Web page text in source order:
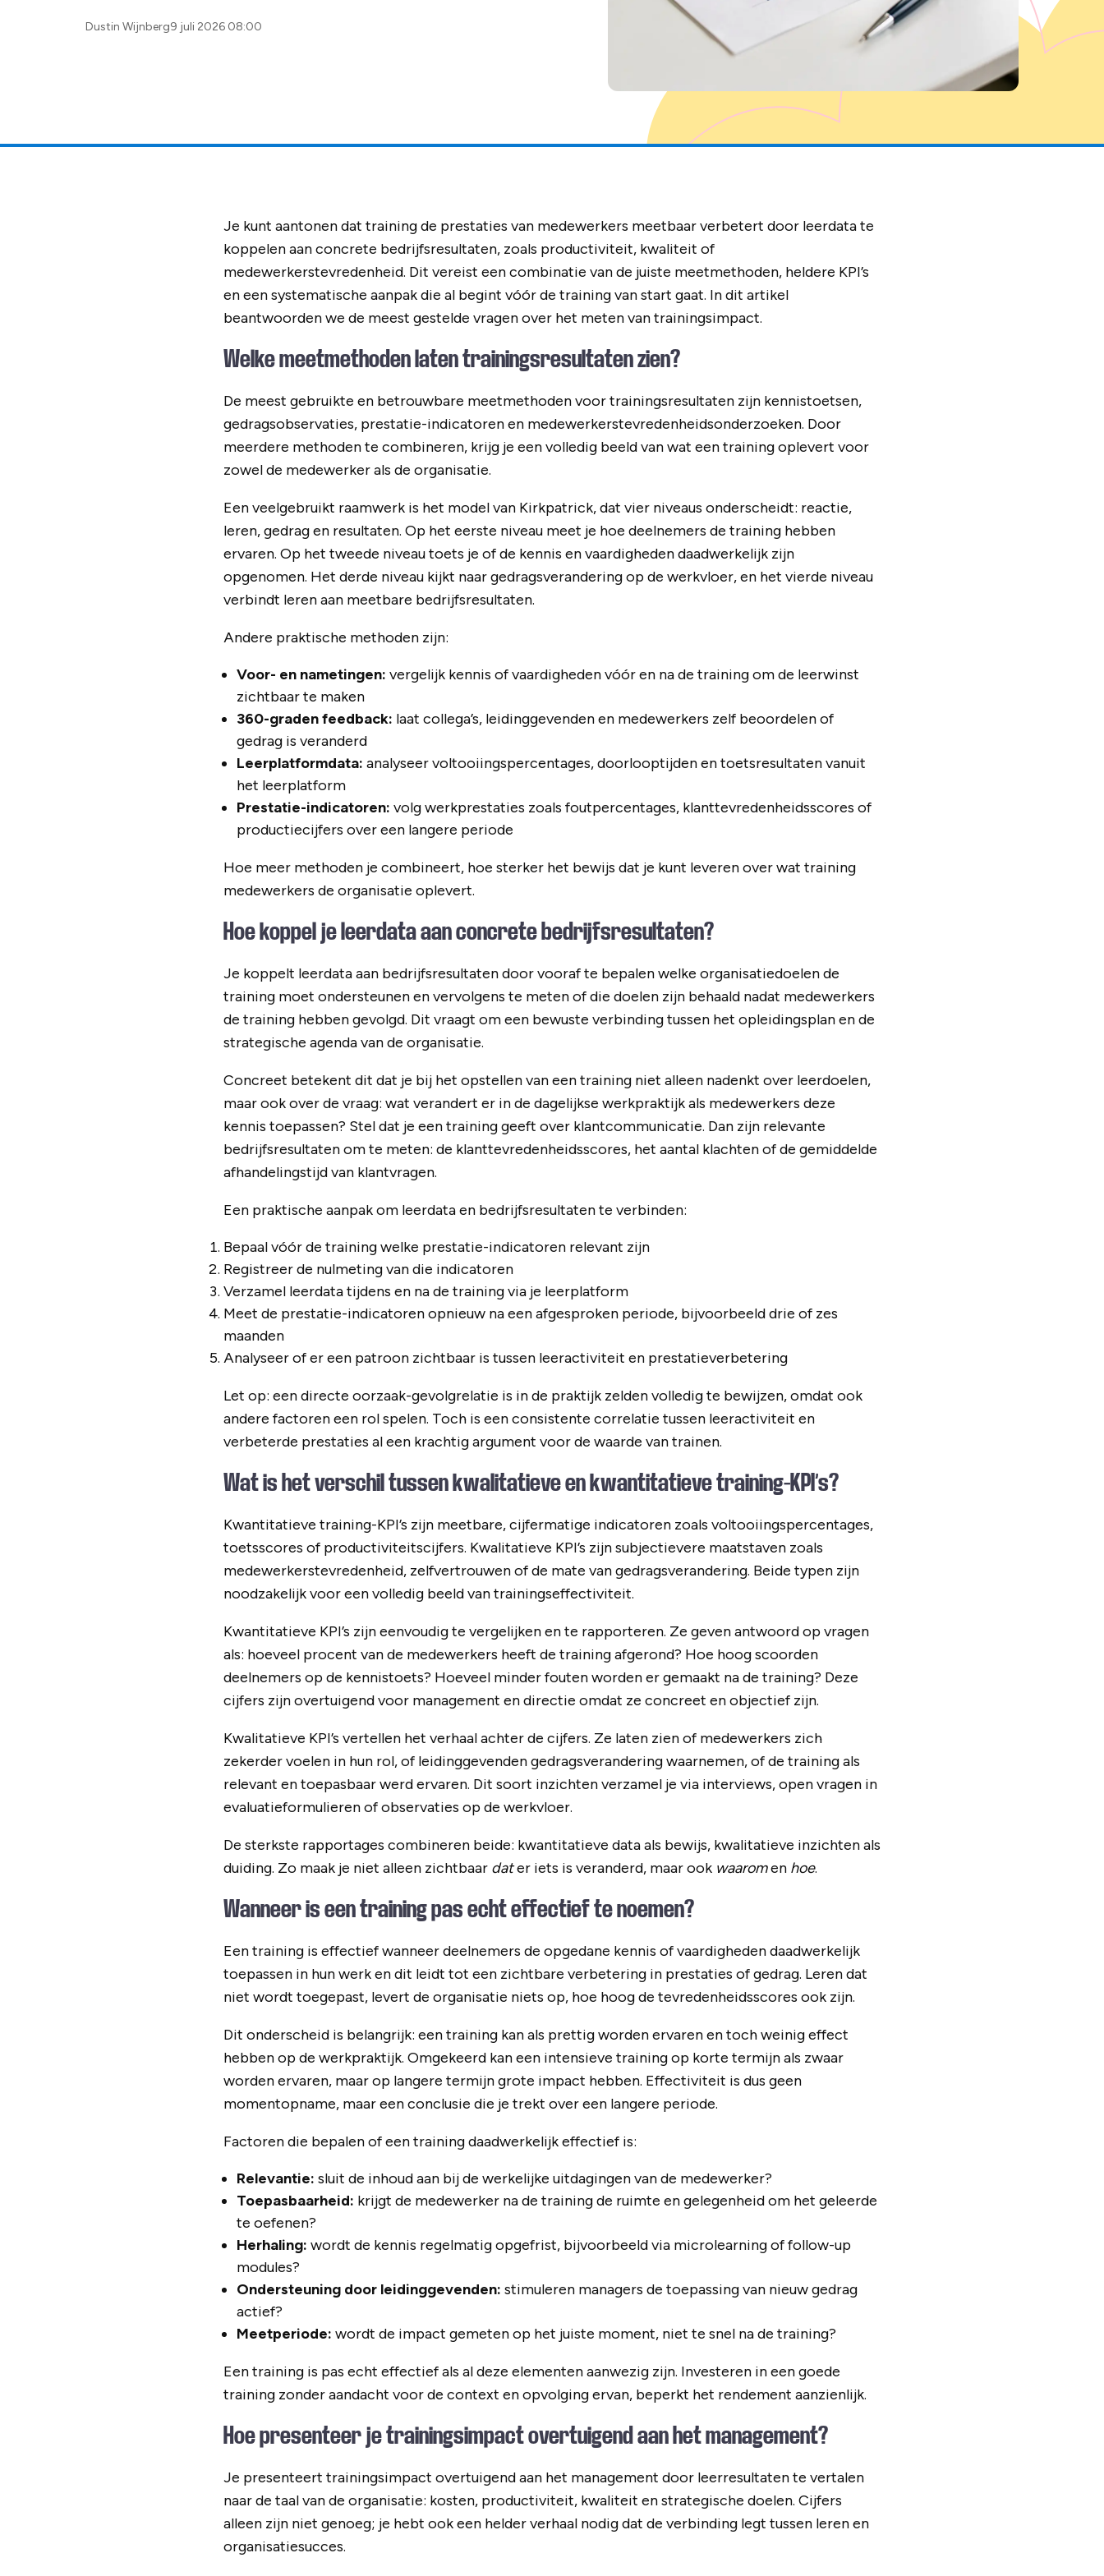
Posted
Dustin Wijnberg9 juli 2026 08:00
Je kunt aantonen dat training de prestaties van medewerkers meetbaar verbetert door leerdata te
koppelen aan concrete bedrijfsresultaten, zoals productiviteit, kwaliteit of
medewerkerstevredenheid. Dit vereist een combinatie van de juiste meetmethoden, heldere KPI’s
en een systematische aanpak die al begint vóór de training van start gaat. In dit artikel
beantwoorden we de meest gestelde vragen over het meten van trainingsimpact.
Welke meetmethoden laten trainingsresultaten zien?
De meest gebruikte en betrouwbare meetmethoden voor trainingsresultaten zijn kennistoetsen,
gedragsobservaties, prestatie-indicatoren en medewerkerstevredenheidsonderzoeken. Door
meerdere methoden te combineren, krijg je een volledig beeld van wat een training oplevert voor
zowel de medewerker als de organisatie.
Een veelgebruikt raamwerk is het model van Kirkpatrick, dat vier niveaus onderscheidt: reactie,
leren, gedrag en resultaten. Op het eerste niveau meet je hoe deelnemers de training hebben
ervaren. Op het tweede niveau toets je of de kennis en vaardigheden daadwerkelijk zijn
opgenomen. Het derde niveau kijkt naar gedragsverandering op de werkvloer, en het vierde niveau
verbindt leren aan meetbare bedrijfsresultaten.
Andere praktische methoden zijn:
Voor- en nametingen: vergelijk kennis of vaardigheden vóór en na de training om de leerwinst
zichtbaar te maken
360-graden feedback: laat collega’s, leidinggevenden en medewerkers zelf beoordelen of
gedrag is veranderd
Leerplatformdata: analyseer voltooiingspercentages, doorlooptijden en toetsresultaten vanuit
het leerplatform
Prestatie-indicatoren: volg werkprestaties zoals foutpercentages, klanttevredenheidsscores of
productiecijfers over een langere periode
Hoe meer methoden je combineert, hoe sterker het bewijs dat je kunt leveren over wat training
medewerkers de organisatie oplevert.
Hoe koppel je leerdata aan concrete bedrijfsresultaten?
Je koppelt leerdata aan bedrijfsresultaten door vooraf te bepalen welke organisatiedoelen de
training moet ondersteunen en vervolgens te meten of die doelen zijn behaald nadat medewerkers
de training hebben gevolgd. Dit vraagt om een bewuste verbinding tussen het opleidingsplan en de
strategische agenda van de organisatie.
Concreet betekent dit dat je bij het opstellen van een training niet alleen nadenkt over leerdoelen,
maar ook over de vraag: wat verandert er in de dagelijkse werkpraktijk als medewerkers deze
kennis toepassen? Stel dat je een training geeft over klantcommunicatie. Dan zijn relevante
bedrijfsresultaten om te meten: de klanttevredenheidsscores, het aantal klachten of de gemiddelde
afhandelingstijd van klantvragen.
Een praktische aanpak om leerdata en bedrijfsresultaten te verbinden:
Bepaal vóór de training welke prestatie-indicatoren relevant zijn
Registreer de nulmeting van die indicatoren
Verzamel leerdata tijdens en na de training via je leerplatform
Meet de prestatie-indicatoren opnieuw na een afgesproken periode, bijvoorbeeld drie of zes
maanden
Analyseer of er een patroon zichtbaar is tussen leeractiviteit en prestatieverbetering
Let op: een directe oorzaak-gevolgrelatie is in de praktijk zelden volledig te bewijzen, omdat ook
andere factoren een rol spelen. Toch is een consistente correlatie tussen leeractiviteit en
verbeterde prestaties al een krachtig argument voor de waarde van trainen.
Wat is het verschil tussen kwalitatieve en kwantitatieve training-KPI’s?
Kwantitatieve training-KPI’s zijn meetbare, cijfermatige indicatoren zoals voltooiingspercentages,
toetsscores of productiviteitscijfers. Kwalitatieve KPI’s zijn subjectievere maatstaven zoals
medewerkerstevredenheid, zelfvertrouwen of de mate van gedragsverandering. Beide typen zijn
noodzakelijk voor een volledig beeld van trainingseffectiviteit.
Kwantitatieve KPI’s zijn eenvoudig te vergelijken en te rapporteren. Ze geven antwoord op vragen
als: hoeveel procent van de medewerkers heeft de training afgerond? Hoe hoog scoorden
deelnemers op de kennistoets? Hoeveel minder fouten worden er gemaakt na de training? Deze
cijfers zijn overtuigend voor management en directie omdat ze concreet en objectief zijn.
Kwalitatieve KPI’s vertellen het verhaal achter de cijfers. Ze laten zien of medewerkers zich
zekerder voelen in hun rol, of leidinggevenden gedragsverandering waarnemen, of de training als
relevant en toepasbaar werd ervaren. Dit soort inzichten verzamel je via interviews, open vragen in
evaluatieformulieren of observaties op de werkvloer.
De sterkste rapportages combineren beide: kwantitatieve data als bewijs, kwalitatieve inzichten als
duiding. Zo maak je niet alleen zichtbaar dater iets is veranderd, maar ook waaromen hoe.
Wanneer is een training pas echt effectief te noemen?
Een training is effectief wanneer deelnemers de opgedane kennis of vaardigheden daadwerkelijk
toepassen in hun werk en dit leidt tot een zichtbare verbetering in prestaties of gedrag. Leren dat
niet wordt toegepast, levert de organisatie niets op, hoe hoog de tevredenheidsscores ook zijn.
Dit onderscheid is belangrijk: een training kan als prettig worden ervaren en toch weinig effect
hebben op de werkpraktijk. Omgekeerd kan een intensieve training op korte termijn als zwaar
worden ervaren, maar op langere termijn grote impact hebben. Effectiviteit is dus geen
momentopname, maar een conclusie die je trekt over een langere periode.
Factoren die bepalen of een training daadwerkelijk effectief is:
Relevantie: sluit de inhoud aan bij de werkelijke uitdagingen van de medewerker?
Toepasbaarheid: krijgt de medewerker na de training de ruimte en gelegenheid om het geleerde
te oefenen?
Herhaling: wordt de kennis regelmatig opgefrist, bijvoorbeeld via microlearning of follow-up
modules?
Ondersteuning door leidinggevenden: stimuleren managers de toepassing van nieuw gedrag
actief?
Meetperiode: wordt de impact gemeten op het juiste moment, niet te snel na de training?
Een training is pas echt effectief als al deze elementen aanwezig zijn. Investeren in een goede
training zonder aandacht voor de context en opvolging ervan, beperkt het rendement aanzienlijk.
Hoe presenteer je trainingsimpact overtuigend aan het management?
Je presenteert trainingsimpact overtuigend aan het management door leerresultaten te vertalen
naar de taal van de organisatie: kosten, productiviteit, kwaliteit en strategische doelen. Cijfers
alleen zijn niet genoeg; je hebt ook een helder verhaal nodig dat de verbinding legt tussen leren en
organisatiesucces.